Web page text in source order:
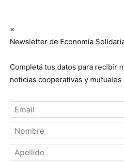
×
Newsletter de Economía
Completá tus datos para recibir
noticias cooperativas y mutuales